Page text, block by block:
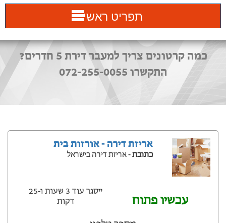
תפריט ראשי
כמה קרטונים צריך למעבר דירת 5 חדרים?
התקשרו 072-255-0055
אריזת דירה - אורזות בית
כתובת- אריזת דירה בישראל
עכשיו פתוח
ייסגר עוד 3 שעות ‫ו-25
דקות